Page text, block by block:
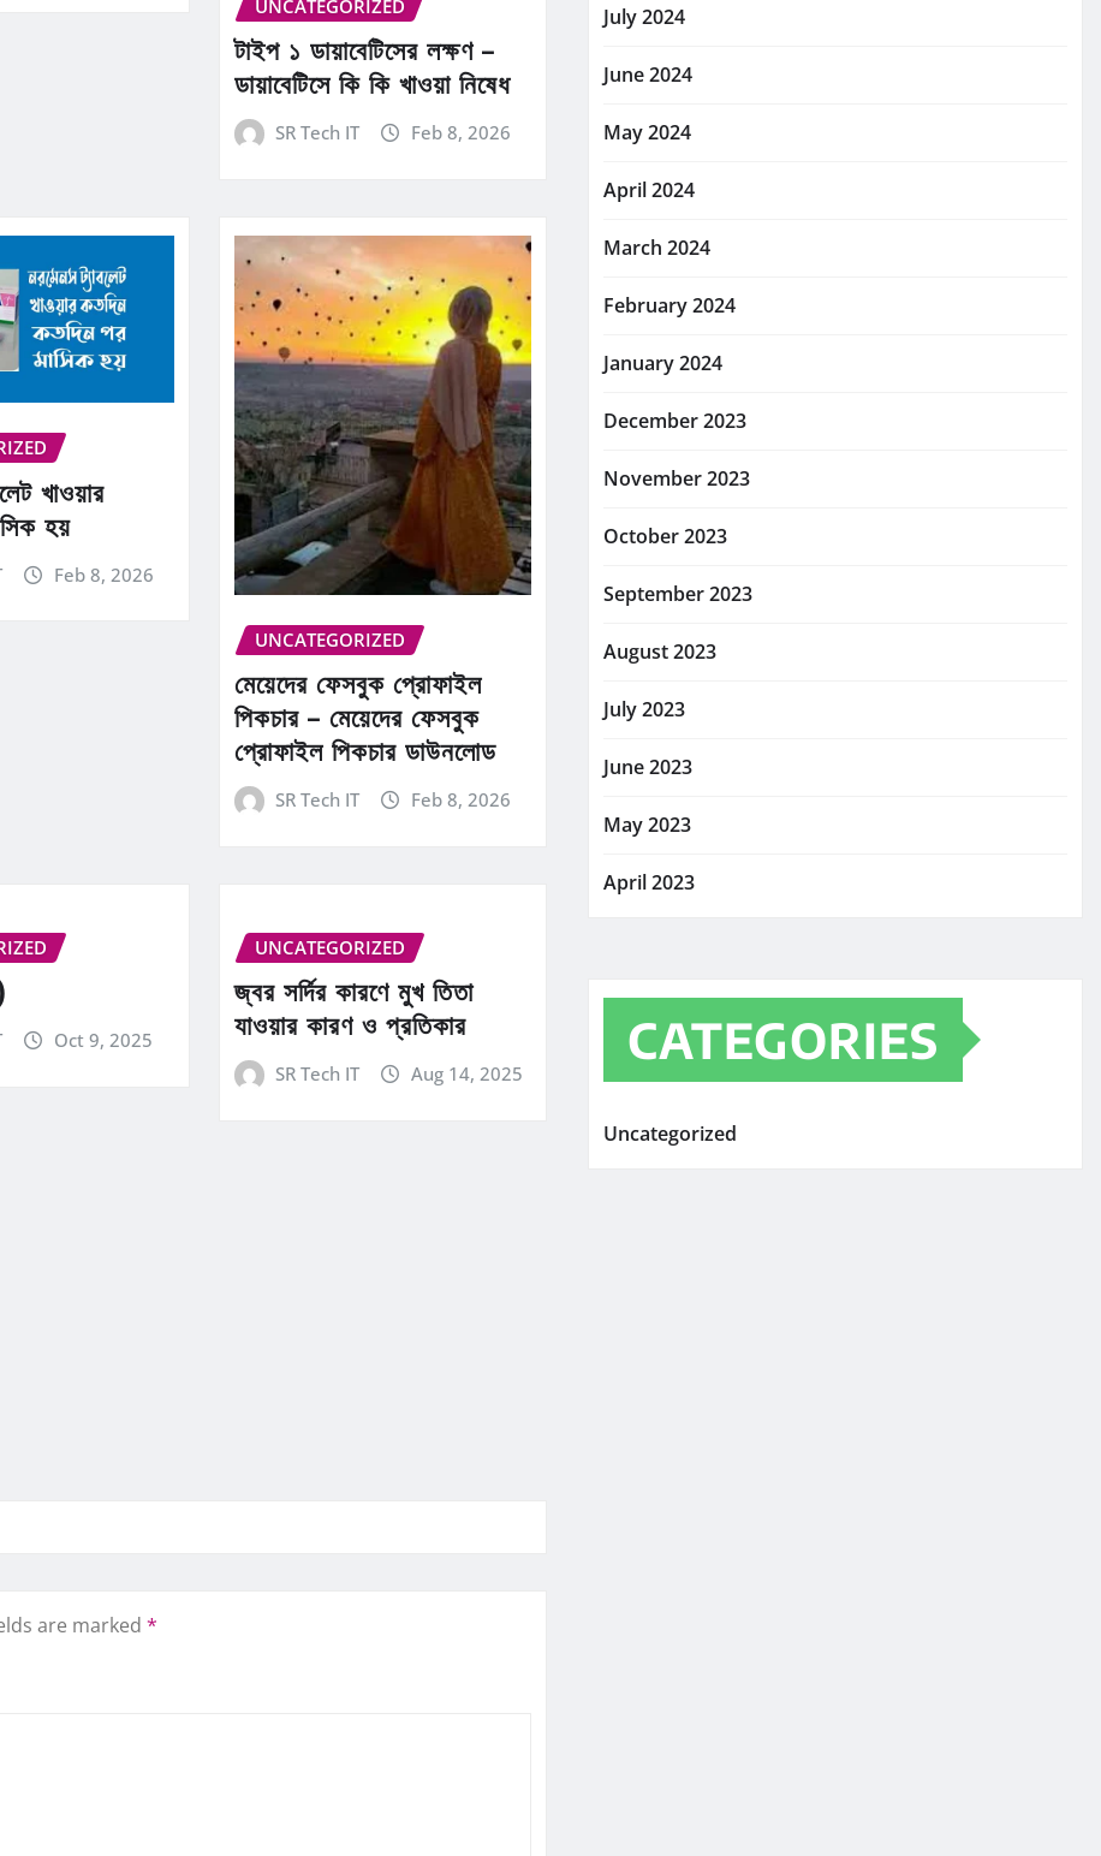
UNCATEGORIZED
টাইপ ১ ডায়াবেটিসের লক্ষণ –
ডায়াবেটিসে কি কি খাওয়া নিষেধ
SR Tech IT Feb 8, 2026
খাওয়ার
হয়
Feb 8, 2026
UNCATEGORIZED
মেয়েদের ফেসবুক প্রোফাইল
পিকচার – মেয়েদের ফেসবুক
প্রোফাইল পিকচার ডাউনলোড
SR Tech IT Feb 8, 2026
Oct 9, 2025
UNCATEGORIZED
জ্বর সর্দির কারণে মুখ তিতা
যাওয়ার কারণ ও প্রতিকার
SR Tech IT Aug 14, 2025
are marked *
July 2024
June 2024
May 2024
April 2024
March 2024
February 2024
January 2024
December 2023
November 2023
October 2023
September 2023
August 2023
July 2023
June 2023
May 2023
April 2023
CATEGORIES
Uncategorized